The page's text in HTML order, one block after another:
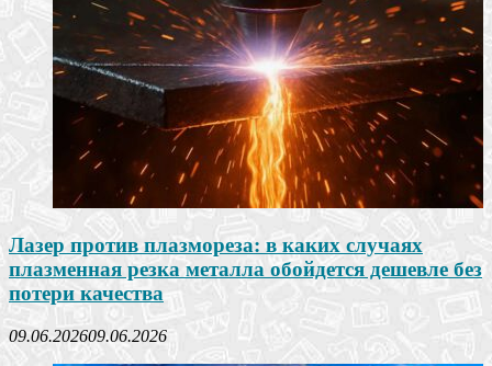
Лазер против плазмореза: в каких случаях
плазменная резка металла обойдется дешевле без
потери качества
09.06.202609.06.2026